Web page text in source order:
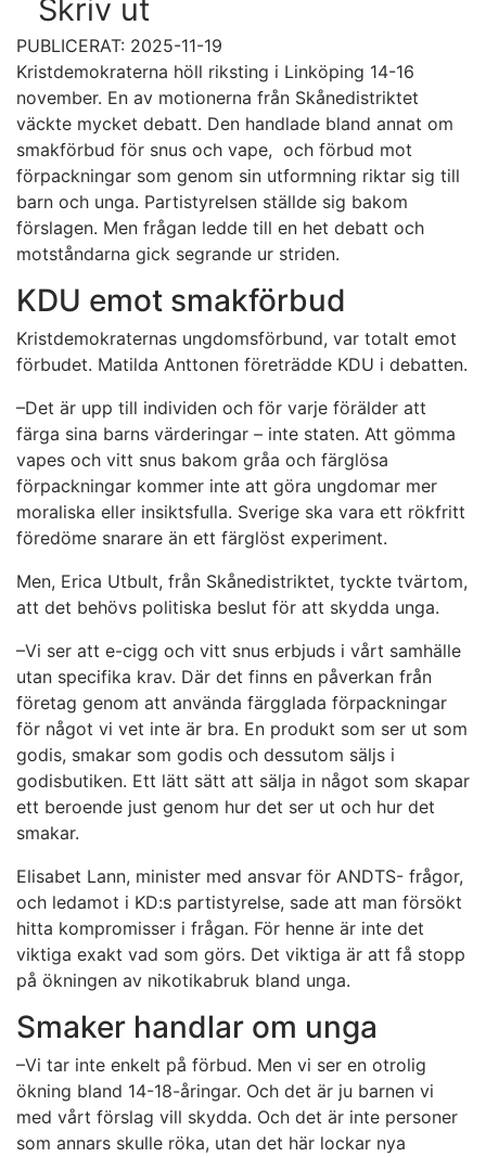
Skriv ut
PUBLICERAT: 2025-11-19
Kristdemokraterna höll riksting i Linköping 14-16
november. En av motionerna från Skånedistriktet
väckte mycket debatt. Den handlade bland annat om
smakförbud för snus och vape, och förbud mot
förpackningar som genom sin utformning riktar sig till
barn och unga. Partistyrelsen ställde sig bakom
förslagen. Men frågan ledde till en het debatt och
motståndarna gick segrande ur striden.
KDU emot smakförbud
Kristdemokraternas ungdomsförbund, var totalt emot
förbudet. Matilda Anttonen företrädde KDU i debatten.
–Det är upp till individen och för varje förälder att
färga sina barns värderingar – inte staten. Att gömma
vapes och vitt snus bakom gråa och färglösa
förpackningar kommer inte att göra ungdomar mer
moraliska eller insiktsfulla. Sverige ska vara ett rökfritt
föredöme snarare än ett färglöst experiment.
Men, Erica Utbult, från Skånedistriktet, tyckte tvärtom,
att det behövs politiska beslut för att skydda unga.
–Vi ser att e-cigg och vitt snus erbjuds i vårt samhälle
utan specifika krav. Där det finns en påverkan från
företag genom att använda färgglada förpackningar
för något vi vet inte är bra. En produkt som ser ut som
godis, smakar som godis och dessutom säljs i
godisbutiken. Ett lätt sätt att sälja in något som skapar
ett beroende just genom hur det ser ut och hur det
smakar.
Elisabet Lann, minister med ansvar för ANDTS- frågor,
och ledamot i KD:s partistyrelse, sade att man försökt
hitta kompromisser i frågan. För henne är inte det
viktiga exakt vad som görs. Det viktiga är att få stopp
på ökningen av nikotikabruk bland unga.
Smaker handlar om unga
–Vi tar inte enkelt på förbud. Men vi ser en otrolig
ökning bland 14-18-åringar. Och det är ju barnen vi
med vårt förslag vill skydda. Och det är inte personer
som annars skulle röka, utan det här lockar nya